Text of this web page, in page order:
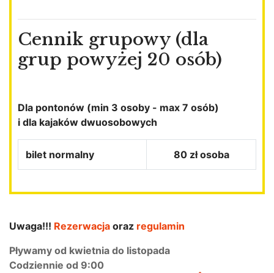
Cennik grupowy (dla
grup powyżej 20 osób)
Dla pontonów (min 3 osoby - max 7 osób)
i dla kajaków dwuosobowych
bilet normalny 80 zł osoba
Uwaga!!! Rezerwacja oraz regulamin
Pływamy od kwietnia do listopada
Codziennie od 9:00